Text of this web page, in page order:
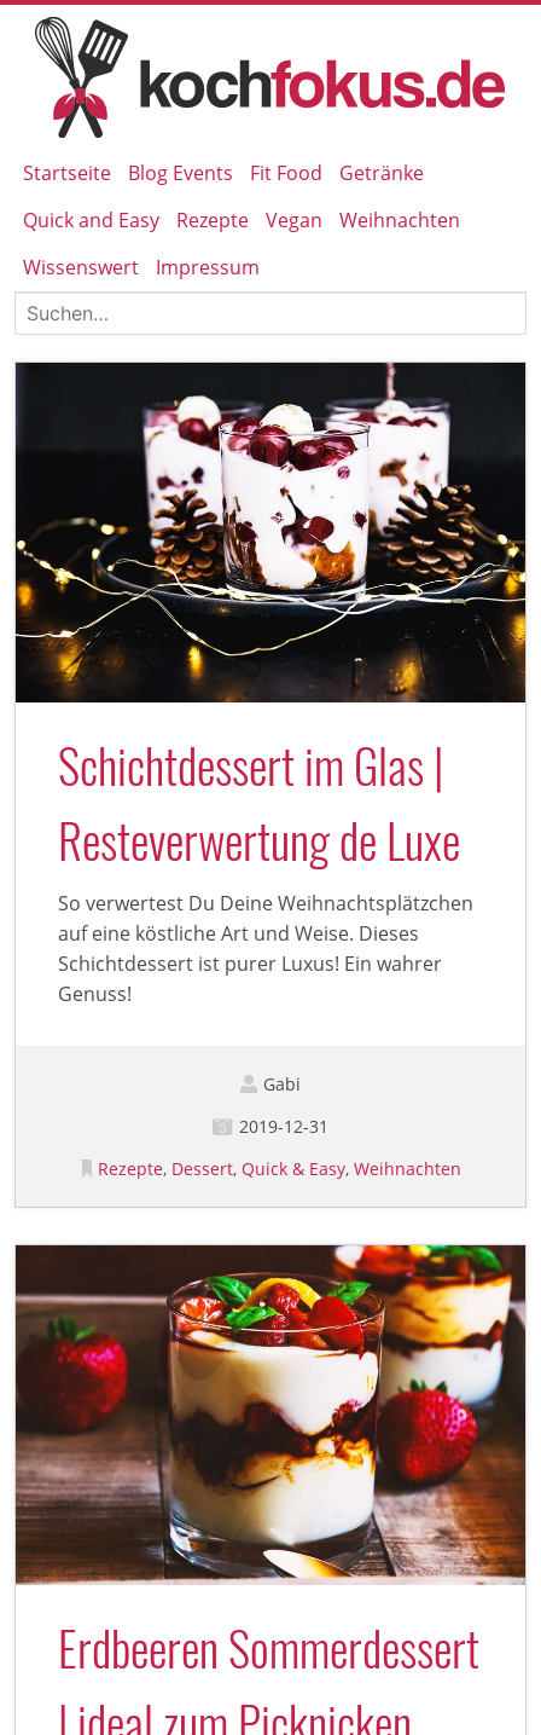
Startseite Blog Events Fit Food
Getränke
Quick and Easy
Rezepte Vegan
Weihnachten
Wissenswert
Impressum
Schichtdessert im Glas |
Resteverwertung de Luxe
So verwertest Du Deine Weihnachtsplätzchen
auf eine köstliche Art und Weise. Dieses
Schichtdessert ist purer Luxus! Ein wahrer
Genuss!
Gabi
2019-12-31
Rezepte Dessert Quick & Easy Weihnachten
Erdbeeren Sommerdessert